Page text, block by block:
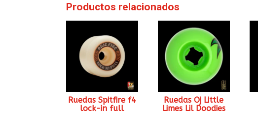
Productos relacionados
Ruedas Spitfire f4
lock-in full
Ruedas Oj Little
Limes Lil Doodies